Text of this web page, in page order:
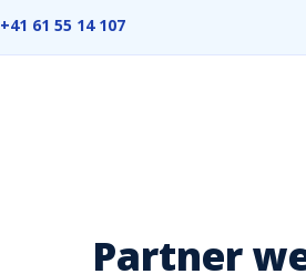
+41 61 55 14 107
Partner